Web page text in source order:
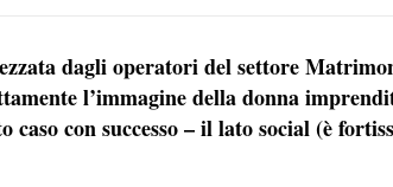
dagli operatori del settore
l’immagine della donna
caso con successo – il lato social (è